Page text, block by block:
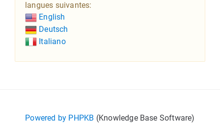
langues suivantes:
English
Deutsch
Italiano
Powered by PHPKB (Knowledge Base Software)